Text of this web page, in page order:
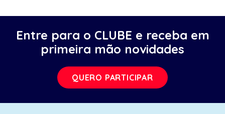
Entre para o CLUBE e receba em
primeira mão novidades
QUERO PARTICIPAR